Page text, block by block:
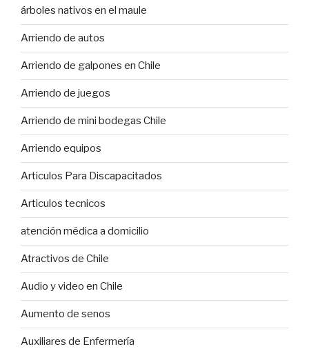
árboles nativos en el maule
Arriendo de autos
Arriendo de galpones en Chile
Arriendo de juegos
Arriendo de mini bodegas Chile
Arriendo equipos
Articulos Para Discapacitados
Articulos tecnicos
atención médica a domicilio
Atractivos de Chile
Audio y video en Chile
Aumento de senos
Auxiliares de Enfermería